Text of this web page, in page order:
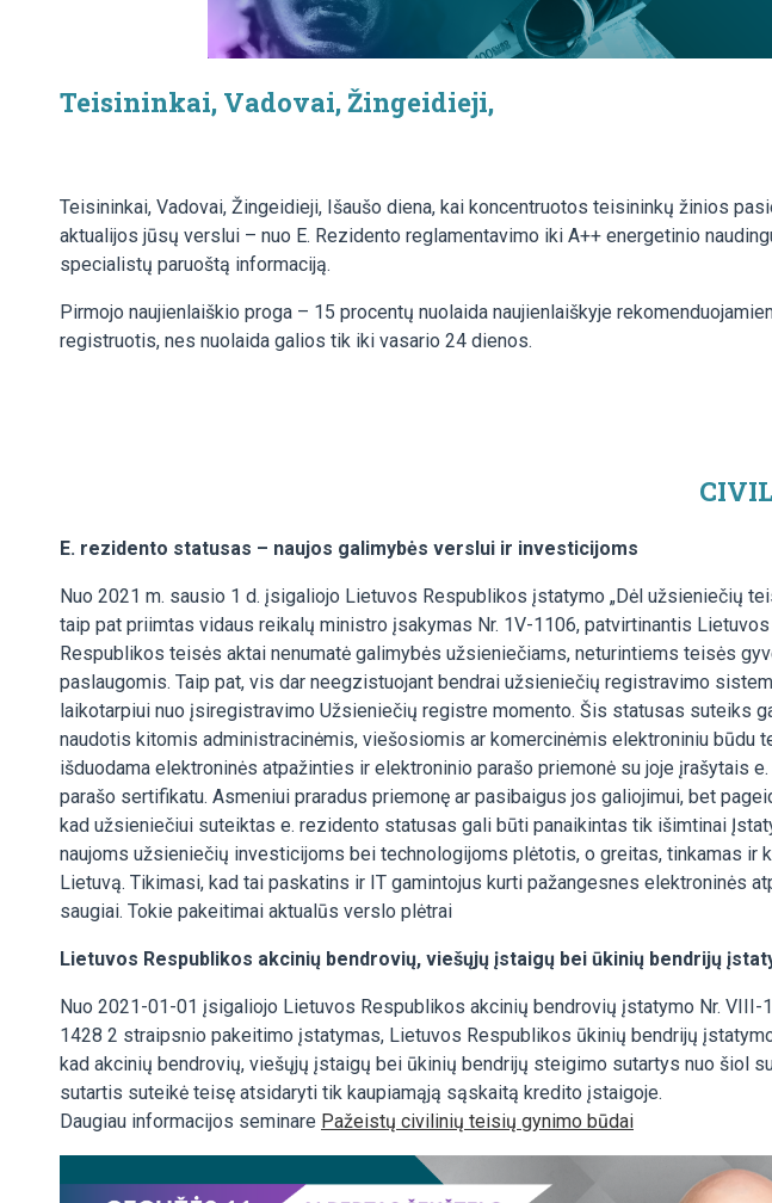
Teisininkai, Vadovai, Žingeidieji,
Teisininkai, Vadovai, Žingeidieji, Išaušo diena, kai koncentruotos teisininkų žinios
aktualijos jūsų verslui – nuo E. Rezidento reglamentavimo iki A++ energetinio
specialistų paruoštą informaciją.
Pirmojo naujienlaiškio proga – 15 procentų nuolaida naujienlaiškyje
registruotis, nes nuolaida galios tik iki vasario 24 dienos.
E. rezidento statusas – naujos galimybės verslui ir investicijoms
Nuo 2021 m. sausio 1 d. įsigaliojo Lietuvos Respublikos įstatymo „Dėl užsieniečių
taip pat priimtas vidaus reikalų ministro įsakymas Nr. 1V-1106, patvirtinantis
Respublikos teisės aktai nenumatė galimybės užsieniečiams, neturintiems teisės
paslaugomis. Taip pat, vis dar neegzistuojant bendrai užsieniečių registravimo
laikotarpiui nuo įsiregistravimo Užsieniečių registre momento. Šis statusas suteiks
naudotis kitomis administracinėmis, viešosiomis ar komercinėmis elektroniniu
išduodama elektroninės atpažinties ir elektroninio parašo priemonė su joje įrašytais
parašo sertifikatu. Asmeniui praradus priemonę ar pasibaigus jos galiojimui, bet
kad užsieniečiui suteiktas e. rezidento statusas gali būti panaikintas tik išimtinai
naujoms užsieniečių investicijoms bei technologijoms plėtotis, o greitas, tinkamas
Lietuvą. Tikimasi, kad tai paskatins ir IT gamintojus kurti pažangesnes elektroninės
saugiai. Tokie pakeitimai aktualūs verslo plėtrai
Lietuvos Respublikos akcinių bendrovių, viešųjų įstaigų bei ūkinių bendrijų
Nuo 2021-01-01 įsigaliojo Lietuvos Respublikos akcinių bendrovių įstatymo Nr.
1428 2 straipsnio pakeitimo įstatymas, Lietuvos Respublikos ūkinių bendrijų
kad akcinių bendrovių, viešųjų įstaigų bei ūkinių bendrijų steigimo sutartys nuo
sutartis suteikė teisę atsidaryti tik kaupiamąją sąskaitą kredito įstaigoje.
Daugiau informacijos seminare Pažeistų civilinių teisių gynimo būdai